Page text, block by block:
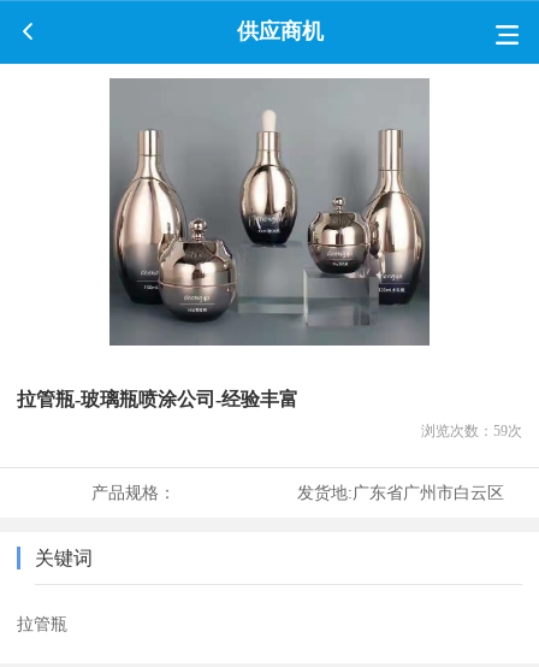
供应商机
拉管瓶-玻璃瓶喷涂公司-经验丰富
浏览次数： 59次
产品规格： 发货地:广东省广州市白云区
关键词
拉管瓶